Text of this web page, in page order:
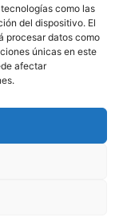
como las
del dispositivo. El
procesar datos como
únicas en este
afectar